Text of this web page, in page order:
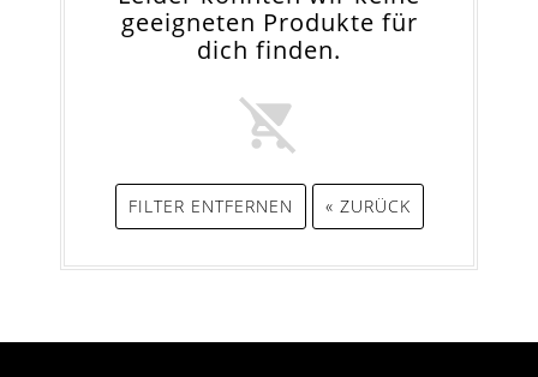
geeigneten Produkte für
dich finden.
FILTER ENTFERNEN « ZURÜCK